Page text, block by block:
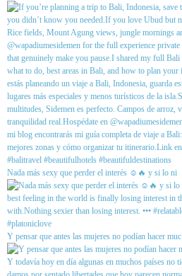
Nada más sexy que perder el interés ☺️🔥 y si lo ni
Y pensar que antes las mujeres no podían hacer muc